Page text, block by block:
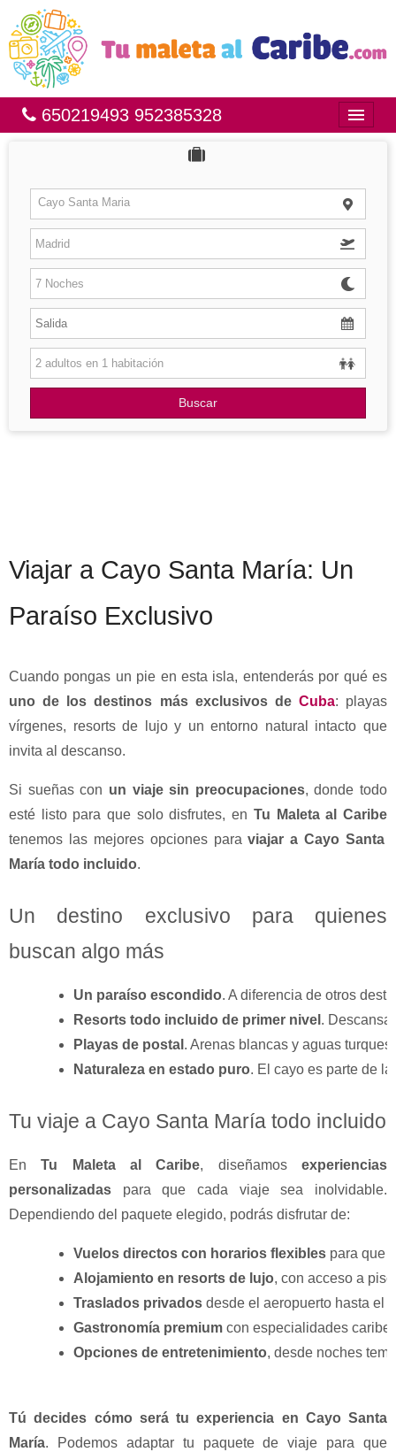
650219493 952385328
Bahía Príncipe
México
República Dominicana
Brasil
Islas
Hoteles
Cayo Santa Maria
Buscar
Viajar a Cayo Santa María: Un
Paraíso Exclusivo
Cuando pongas un pie en esta isla, entenderás por qué es
uno de los destinos más exclusivos de Cuba: playas
vírgenes, resorts de lujo y un entorno natural intacto que
invita al descanso.
Si sueñas con un viaje sin preocupaciones, donde todo
esté listo para que solo disfrutes, en Tu Maleta al Caribe
tenemos las mejores opciones paraviajar a Cayo Santa
María todo incluido.
Un destino exclusivo para quienes
buscan algo más
Un paraíso escondido. A diferencia de otros
Resorts todo incluido de primer nivel .
Playas de postal . Arenas blancas y aguas
Naturaleza en estado puro. El cayo es parte de
Tu viaje a Cayo Santa María todo incluido
EnTu Maleta al Caribe, diseñamosexperiencias
personalizadas para que cada viaje sea inolvidable.
Dependiendo del paquete elegido, podrás disfrutar de:
Vuelos directos con horarios flexibles para que
Alojamiento en resorts de lujo, con acceso a
Traslados privados desde el aeropuerto hasta el
Gastronomía premium con especialidades
Opciones de entretenimiento, desde noches
Tú decides cómo será tu experiencia en Cayo Santa
María. Podemos adaptar tu paquete de viaje para que